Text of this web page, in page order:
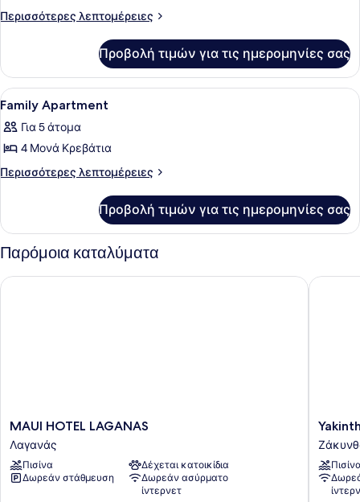
Περισσότερες λεπτομέρειες
Περισσότερες
Προβολή τιμών για τις ημερομηνίες σας
Προβολή
όλων
των
φωτογραφιών
για
Σεντόνια από αιγυπτιακό
9
Family Apartment
Για 5 άτομα
4 Μονά Κρεβάτια
Περισσότερες λεπτομέρειες
Περισσότερες
Apartment
Προβολή τιμών για τις ημερομηνίες σας
Παρόμοια καταλύματα
MAUI
HOTEL
LAGANAS
Λαγανάς
MAUI HOTEL LAGANAS
Λαγανάς
Πισίνα
Δέχεται κατοικίδια
Δωρεάν στάθμευση
Δωρεάν ασύρματο
ίντερνετ
MAUI HOTEL LAGANAS
Hotel